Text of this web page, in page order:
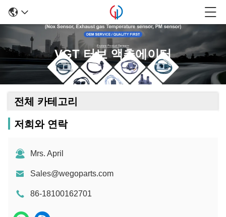
VGT 터보 액추에이터
전체 카테고리
저희와 연락
Mrs. April
Sales@wegoparts.com
86-18100162701